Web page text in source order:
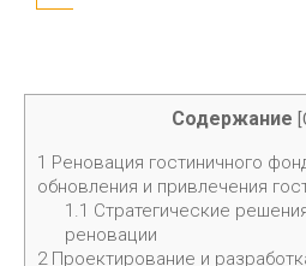
Содержание
1 Реновация гостиничного
обновления и привлечения
1.1 Стратегические
реновации
2Проектирование и